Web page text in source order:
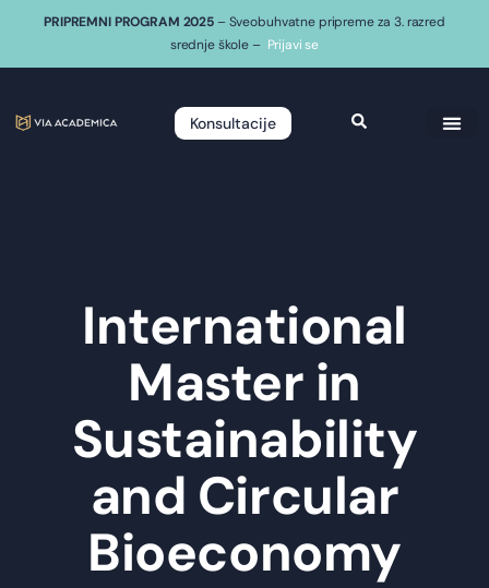
PRIPREMNI PROGRAM 2025 – Sveobuhvatne pripreme za 3. razred
srednje škole – Prijavi se
Konsultacije
International
Master in
Sustainability
and Circular
Bioeconomy